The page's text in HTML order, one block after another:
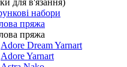
для в'язання)
набори
пряжа
пряжа
Adore Dream Yarnart
Adore Yarnart